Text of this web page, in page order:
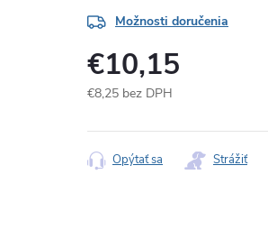
Možnosti doručenia
€10,15
€8,25 bez DPH
cena:
Opýtať sa Strážiť